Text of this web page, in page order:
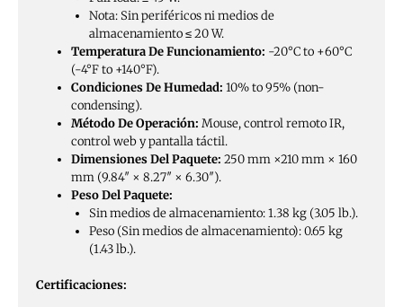
Nota: Sin periféricos ni medios de
almacenamiento ≤ 20 W.
Temperatura De Funcionamiento: -20°C to +60°C
(-4°F to +140°F).
Condiciones De Humedad: 10% to 95% (non-
condensing).
Método De Operación: Mouse, control remoto IR,
control web y pantalla táctil.
Dimensiones Del Paquete: 250 mm ×210 mm × 160
mm (9.84″ × 8.27″ × 6.30″).
Peso Del Paquete:
Sin medios de almacenamiento: 1.38 kg (3.05 lb.).
Peso (Sin medios de almacenamiento): 0.65 kg
(1.43 lb.).
Certificaciones: